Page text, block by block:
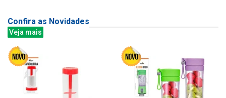
Confira as Novidades
Veja mais